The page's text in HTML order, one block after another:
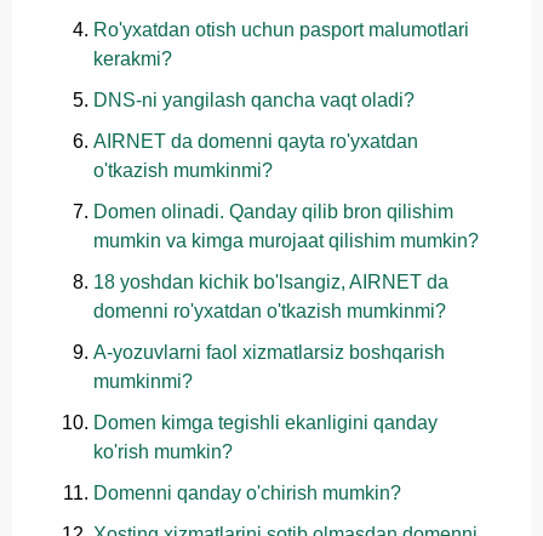
Ro'yxatdan otish uchun pasport malumotlari
kerakmi?
DNS-ni yangilash qancha vaqt oladi?
AIRNET da domenni qayta ro'yxatdan
o'tkazish mumkinmi?
Domen olinadi. Qanday qilib bron qilishim
mumkin va kimga murojaat qilishim mumkin?
18 yoshdan kichik bo'lsangiz, AIRNET da
domenni ro'yxatdan o'tkazish mumkinmi?
A-yozuvlarni faol xizmatlarsiz boshqarish
mumkinmi?
Domen kimga tegishli ekanligini qanday
ko'rish mumkin?
Domenni qanday o'chirish mumkin?